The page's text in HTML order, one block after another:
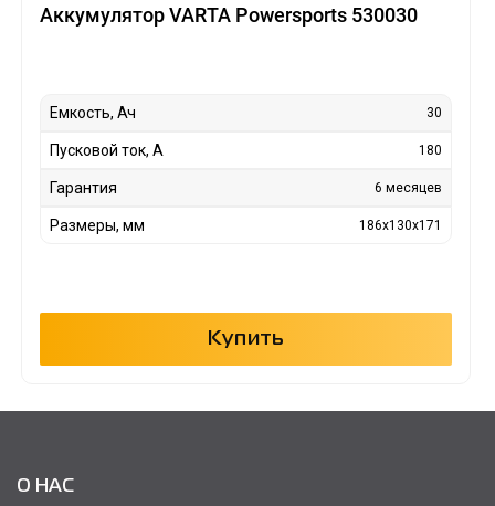
Аккумулятор VARTA Powersports 530030
Емкость, Ач 30
Пусковой ток, А 180
Гарантия 6 месяцев
Размеры, мм 186x130x171
Купить
О НАС